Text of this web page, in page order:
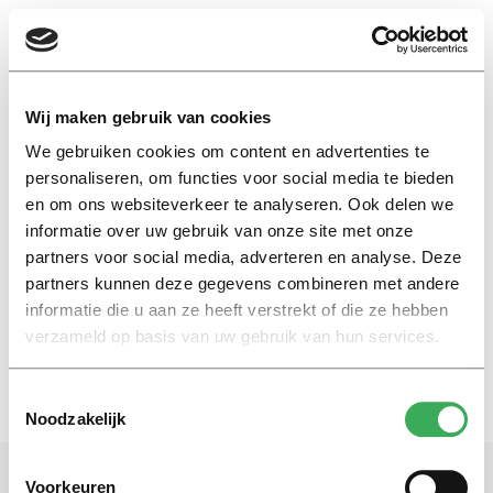
Wij maken gebruik van cookies
We gebruiken cookies om content en advertenties te
personaliseren, om functies voor social media te bieden
en om ons websiteverkeer te analyseren. Ook delen we
informatie over uw gebruik van onze site met onze
partners voor social media, adverteren en analyse. Deze
partners kunnen deze gegevens combineren met andere
informatie die u aan ze heeft verstrekt of die ze hebben
verzameld op basis van uw gebruik van hun services.
Noodzakelijk
Voorkeuren
EN
Rousseau
Column
What the hell is water?
27 oktober 2016